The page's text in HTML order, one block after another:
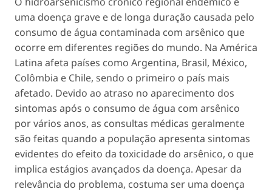
uma doença grave e de longa duração causada pelo
consumo de água contaminada com arsênico que
ocorre em diferentes regiões do mundo. Na América
Latina afeta países como Argentina, Brasil, México,
Colômbia e Chile, sendo o primeiro o país mais
afetado. Devido ao atraso no aparecimento dos
sintomas após o consumo de água com arsênico
por vários anos, as consultas médicas geralmente
são feitas quando a população apresenta sintomas
evidentes do efeito da toxicidade do arsênico, o que
implica estágios avançados da doença. Apesar da
relevância do problema, costuma ser uma doença